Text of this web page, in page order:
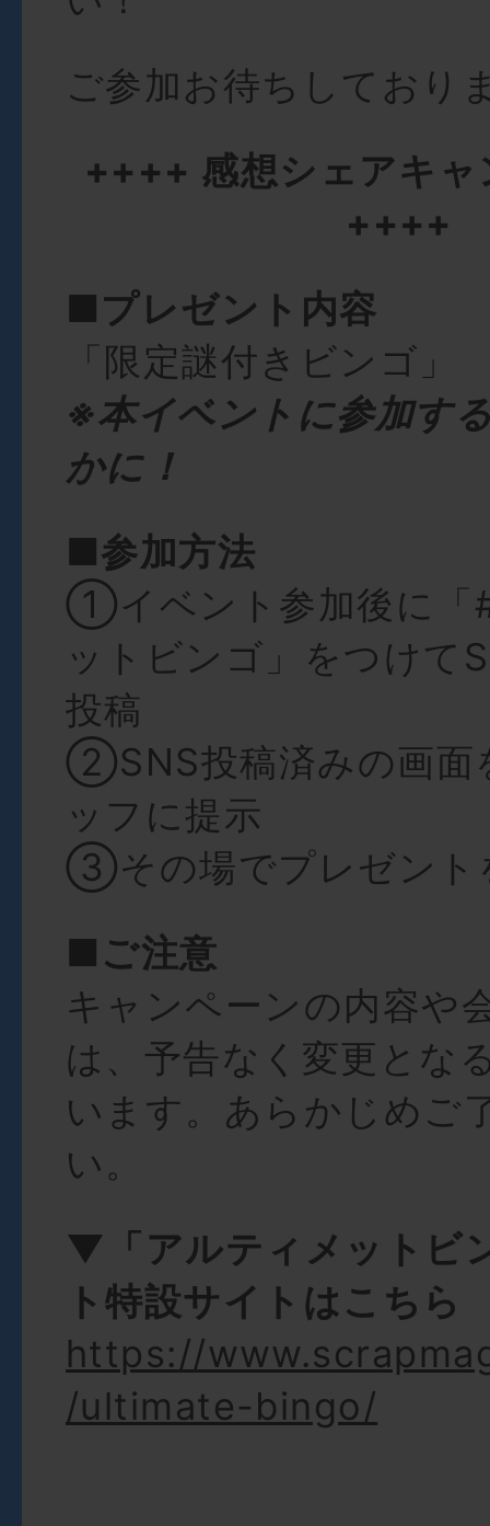
ご参加お待ちしており
++++ 感想シェアキャ
++++
■プレゼント内容
「限定謎付きビンゴ」
※本イベントに参加す
かに！
■参加方法
①イベント参加後に「
ットビンゴ」をつけて
投稿
②SNS投稿済みの画面
ッフに提示
③その場でプレゼント
■ご注意
キャンペーンの内容や
は、予告なく変更とな
います。あらかじめご
い。
▼「アルティメットビ
ト特設サイトはこちら
https://
/ultimate-bingo/